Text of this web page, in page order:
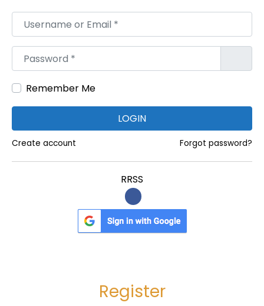
ó
Username or Email*
Password*
Remember Me
LOGIN
Create account Forgot password?
RRSS
Register